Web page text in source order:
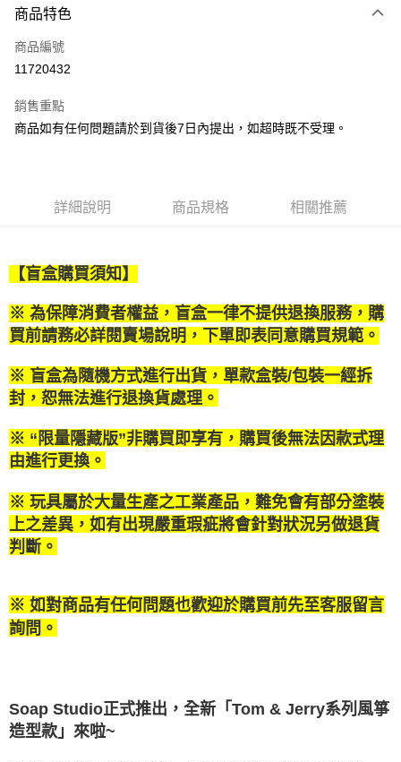
信用卡一次付款
LINE Pay
街口支付
相關說明
1.本服務由台灣大哥大提供，台灣大哥大用戶可立即使用無須另外申請。
2.付款方式選擇「大哥付你分期」，訂單成立後會自動跳轉到大哥付的交易
流程，驗證手機門號後，選擇欲分期的期數、繳款截止日，確認付款後即完
3.實際核准額度、可分期數及費用金額請依後續交易確認頁面所載為準。
4.訂單成立30分鐘內，如未前往確認交易或遇審核未通過，訂單將自動取
法說明評估內容。
【繳款方式說明】
1.分期款項不併入電信帳單，「大哥付你分期」於每月結算日後寄送繳費提
2.透過簡訊連結打開帳單後，可選擇「超商條碼／台灣大直營門市／銀行轉
帳／街口支付／iPASS MONEY」等通路繳費。
【注意事項】
1.本服務係由「台灣大哥大股份有限公司」（以下簡稱本公司）所提供，讓
2.基於同意付款使用「大哥付你分期」之契約關係目的，商店將以您的個人
資料（包含姓名、電話或地址）提供予台灣大哥大進項蒐集、處理及利用，
由本公司與您本人進行分期帳單所需資料之確認、核對及更正。
AFTEE先享後付
相關說明
AFTEE先享後付是「在收到商品之後才付款」的支付方式。 讓您購物簡單
便利好安心！
１．簡單：不需註冊會員、不需綁卡、不需儲值。
３．安心：先確認商品／服務後，再付款。
【「AFTEE先享後付」結帳流程】
結帳頁面，進行簡訊認證並確認金額後，即可完成結帳。
２．訂單成立數日內，您將收到繳費通知簡訊。
３．收到繳費通知簡訊後14天內，點擊此簡訊中的連結，可透過四大超商／
ATM／網路銀行／等多元方式進行付款，方視為交易完成。
後付繳納相關費用。
※ 交易是否成功請以「AFTEE先享後付 」之結帳頁面顯示為準，若有關於
是否繳費成功／繳費後需取消欲退款等相關疑問，請聯繫「AFTEE先享後付
易，需依本服務之必要範圍內提供個人資料，並將交易相關給付款項請求債
權轉讓予恩沛科技股份有限公司。
２．關於個人資料處理事宜，請瀏覽以下網址：
ATM付款
運送方式
付款後全家取貨
每筆NT$100，滿NT$1,200(含以上)免運費
付款後萊爾富取貨
每筆NT$100，滿NT$1,200(含以上)免運費
付款後7-11取貨
宅配
每筆NT$120，滿NT$1,200(含以上)免運費
商品特色
商品編號
11720432
銷售重點
商品如有任何問題請於到貨後7日內提出，如超時既不受理。
詳細說明 商品規格 相關推薦
【盲盒購買須知】
※ 為保障消費者權益，盲盒一律不提供退換服務，購
買前請務必詳閱賣場說明，下單即表同意購買規範。
※ 盲盒為隨機方式進行出貨，單款盒裝/包裝一經拆
封，恕無法進行退換貨處理。
※ “限量隱藏版”非購買即享有，購買後無法因款式理
由進行更換。
※ 玩具屬於大量生產之工業產品，難免會有部分塗裝
上之差異，如有出現嚴重瑕疵將會針對狀況另做退貨
判斷。
※ 如對商品有任何問題也歡迎於購買前先至客服留言
詢問。
Soap Studio正式推出，全新「Tom & Jerry系列風箏
造型款」來啦~